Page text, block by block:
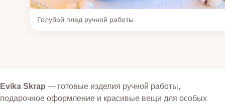
Голубой плед ручной работы
Evika Skrap — готовые изделия ручной работы,
подарочное оформление и красивые вещи для особых